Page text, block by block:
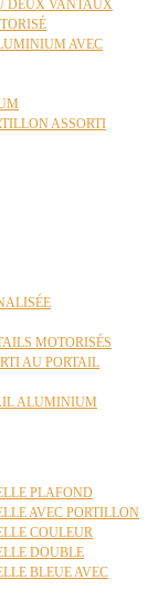
DEUX VANTAUX
AVEC
ASSORTI
MOTORISÉS
AU PORTAIL
ALUMINIUM
PLAFOND
AVEC PORTILLON
COULEUR
DOUBLE
BLEUE AVEC